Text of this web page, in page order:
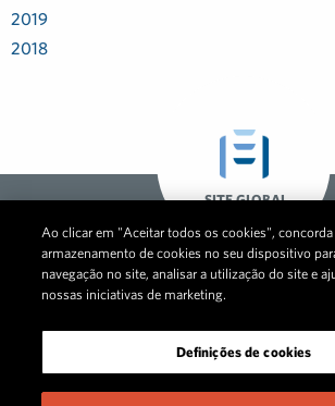
2019
2018
SITE GLOBAL
Ao clicar em "Aceitar todos os cookies",
armazenamento de cookies no seu dispositivo
navegação no site, analisar a utilização do site e
nossas iniciativas de marketing.
Definições de cookies